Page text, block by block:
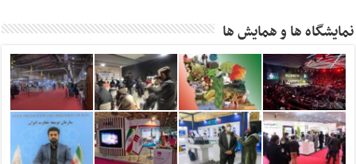
نمایشگاه ها و همایش ها